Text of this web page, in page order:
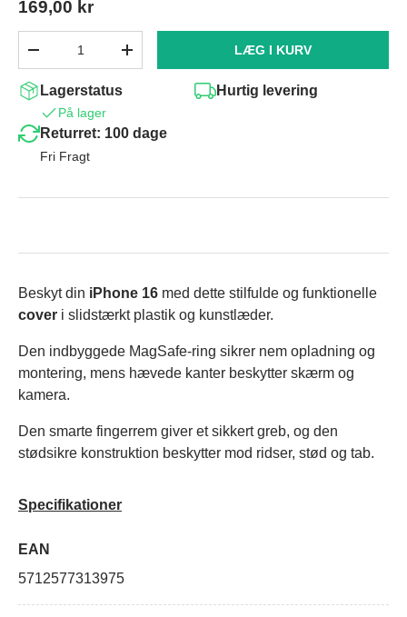
169,00 kr
-
+ LÆG I KURV
Lagerstatus
På lager
Hurtig levering
Returret: 100 dage
Fri Fragt
Beskyt din iPhone 16 med dette stilfulde og funktionelle
cover i slidstærkt plastik og kunstlæder.
Den indbyggede MagSafe-ring sikrer nem opladning og
montering, mens hævede kanter beskytter skærm og
kamera.
Den smarte fingerrem giver et sikkert greb, og den
stødsikre konstruktion beskytter mod ridser, stød og tab.
Specifikationer
EAN
5712577313975